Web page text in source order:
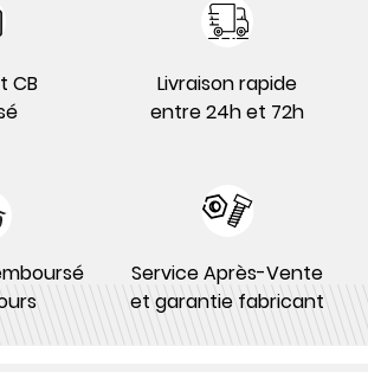
CB
Livraison rapide
entre 24h et 72h
Service Après-Vente
et garantie fabricant